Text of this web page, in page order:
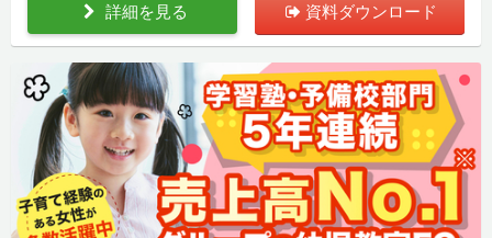
詳細を見る 資料ダウンロード